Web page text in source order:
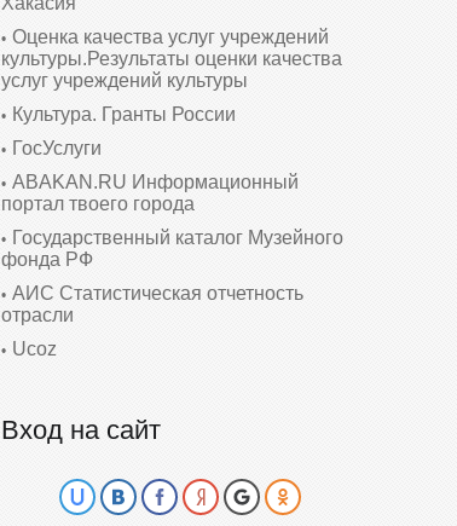
Оценка качества услуг учреждений
культуры.Результаты оценки качества
услуг учреждений культуры
Культура. Гранты России
ГосУслуги
ABAKAN.RU Информационный
портал твоего города
Государственный каталог Музейного
фонда РФ
АИС Статистическая отчетность
отрасли
Ucoz
Вход на сайт